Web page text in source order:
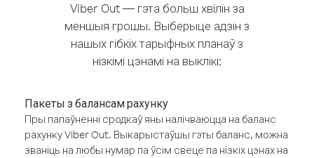
Viber Out — гэта больш хвілін за
меншыя грошы. Выберыце адзін з
нашых гібкіх тарыфных планаў з
нізкімі цэнамі на выклікі:
Пакеты з балансам рахунку
Пры папаўненні сродкаў яны налічваюцца на баланс
рахунку Viber Out. Выкарыстаўшы гэты баланс, можна
званіць на любы нумар па ўсім свеце па нізкіх цэнах на